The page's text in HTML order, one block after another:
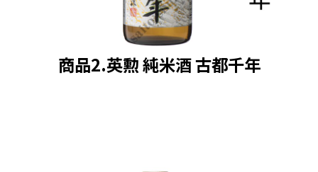
商品2.英勲 純米酒 古都千年